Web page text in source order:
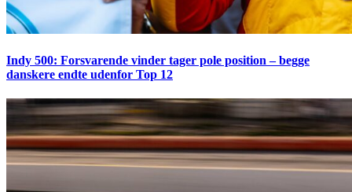
Indy 500: Forsvarende vinder tager pole position – begge
danskere endte udenfor Top 12